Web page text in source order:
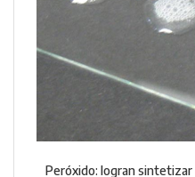
Peróxido: logran sintetizar